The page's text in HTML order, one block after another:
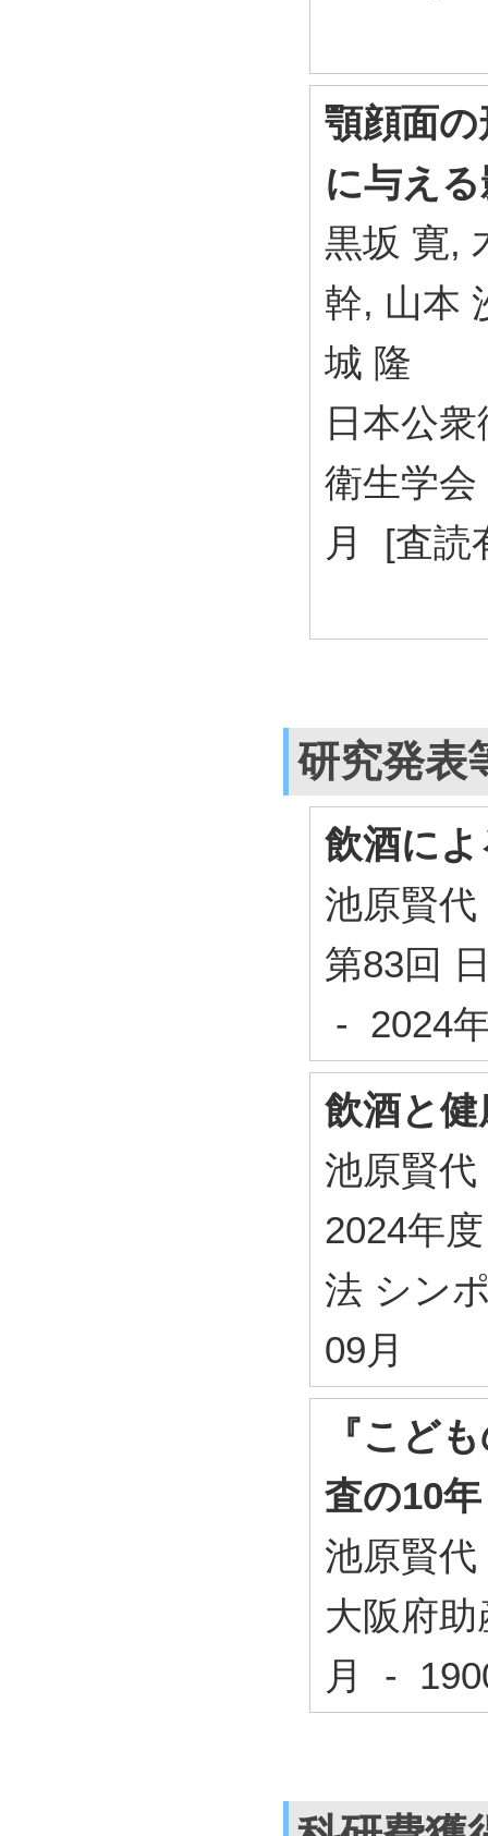
顎顔面
に与え
黒坂 寛,
幹, 山本
城 隆
日本公
衛生学
月 [査読
研究発表
飲酒に
池原賢代
第83回
- 2024
飲酒と
池原賢代
2024年
法 シン
09月
『こど
査の10
池原賢代
大阪府
月 -